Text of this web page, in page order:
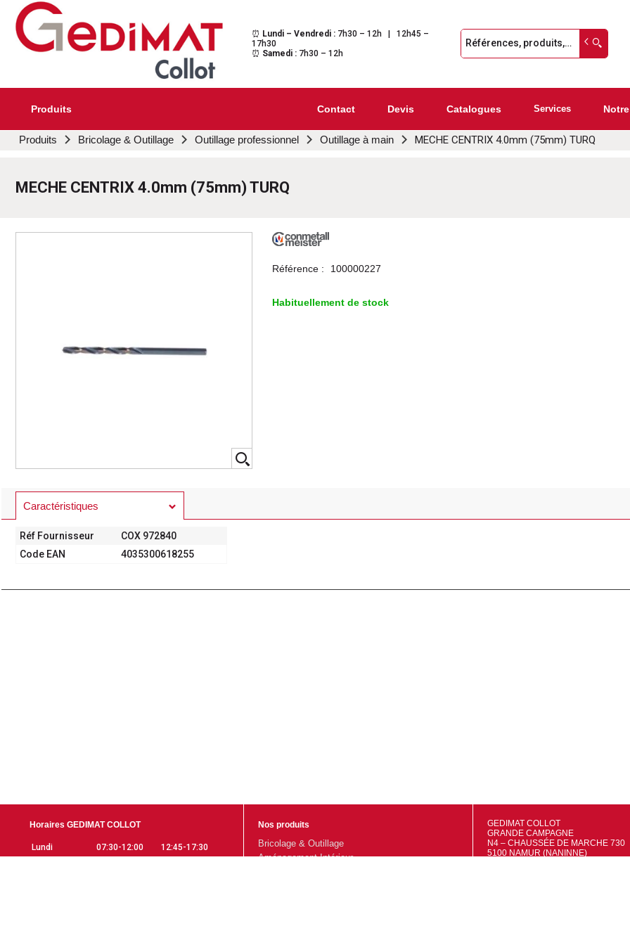
Gedimat Collot
Au cœur de l'ouvrage
⏰ Lundi – Vendredi : 7h30 – 12h | 12h45 –
17h30
⏰ Samedi : 7h30 – 12h
Produits Contact Devis Catalogues Services
Produits Bricolage & Outillage Outillage professionnel Outillage à main MECHE CENTRIX 4.0mm (75mm) TURQ
MECHE CENTRIX 4.0mm (75mm) TURQ
Référence : 100000227
Habituellement de stock
Caractéristiques
Réf Fournisseur
COX 972840
Code EAN
4035300618255
Horaires GEDIMAT COLLOT
Lundi 07:30-12:00
12:45-17:30
Nos produits
Bricolage & Outillage
Aménagement Intérieur
GEDIMAT COLLOT
GRANDE CAMPAGNE
N4 – CHAUSSÉE DE MARCHE 730
5100 NAMUR (NANINNE)